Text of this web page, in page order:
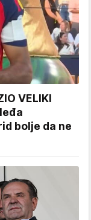
VELIKI
bolje da ne